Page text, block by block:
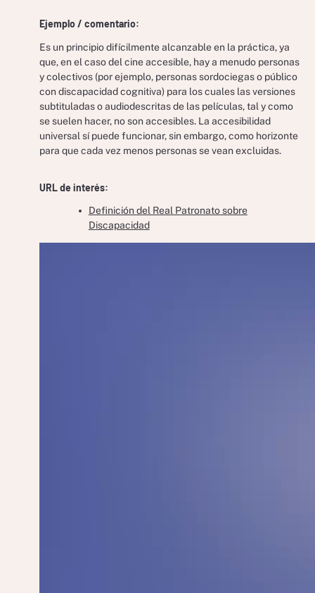
Ejemplo / comentario:
Es un principio difícilmente alcanzable en la práctica, ya
que, en el caso del cine accesible, hay a menudo personas
y colectivos (por ejemplo, personas sordociegas o público
con discapacidad cognitiva) para los cuales las versiones
subtituladas o audiodescritas de las películas, tal y como
se suelen hacer, no son accesibles. La accesibilidad
universal sí puede funcionar, sin embargo, como horizonte
para que cada vez menos personas se vean excluidas.
URL de interés:
Definición del Real Patronato sobre
Discapacidad